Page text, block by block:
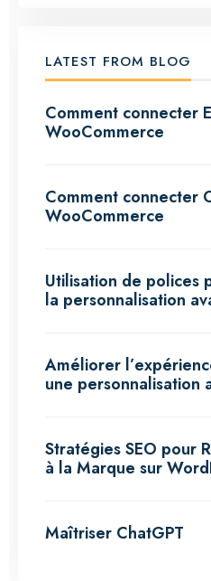
LATEST FROM BLOG
Comment connecter
WooCommerce
Comment connecter
WooCommerce
Utilisation de polices
la personnalisation
Améliorer
une personnalisation
Stratégies SEO pour
à la Marque sur
Maîtriser ChatGPT